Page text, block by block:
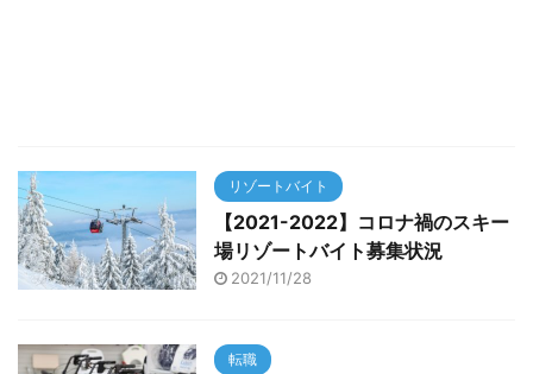
リゾートバイト
【2021-2022】コロナ禍のスキー
場リゾートバイト募集状況
2021/11/28
転職